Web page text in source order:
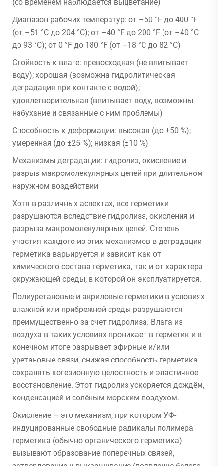
(со временем наблюдается выцветание)
Диапазон рабочих температур: от –60 °F до 400 °F
(от –51 °C до 204 °C); от –40 °F до 200 °F (от –40 °C
до 93 °C); от 0 °F до 180 °F (от –18 °C до 82 °C)
Стойкость к влаге: превосходная (не впитывает
воду); хорошая (возможна гидролитическая
деградация при контакте с водой);
удовлетворительная (впитывает воду, возможны
набухание и связанные с ним проблемы)
Способность к деформации: высокая (до ±50 %);
умеренная (до ±25 %); низкая (±10 %)
Механизмы деградации: гидролиз, окисление и
разрыв макромолекулярных цепей при длительном
наружном воздействии
Хотя в различных аспектах, все герметики
разрушаются вследствие гидролиза, окисления и
разрыва макромолекулярных цепей. Степень
участия каждого из этих механизмов в деградации
герметика варьируется и зависит как от
химического состава герметика, так и от характера
окружающей среды, в которой он эксплуатируется.
Полиуретановые и акриловые герметики в условиях
влажной или прибрежной среды разрушаются
преимущественно за счет гидролиза. Влага из
воздуха в таких условиях проникает в герметик и в
конечном итоге разрывает эфирные и/или
уретановые связи, снижая способность герметика
сохранять когезионную целостность и эластичное
восстановление. Этот гидролиз ускоряется дождём,
конденсацией и солёным морским воздухом.
Окисление — это механизм, при котором УФ-
индуцированные свободные радикалы полимера
герметика (обычно органического герметика)
вызывают образование поперечных связей,